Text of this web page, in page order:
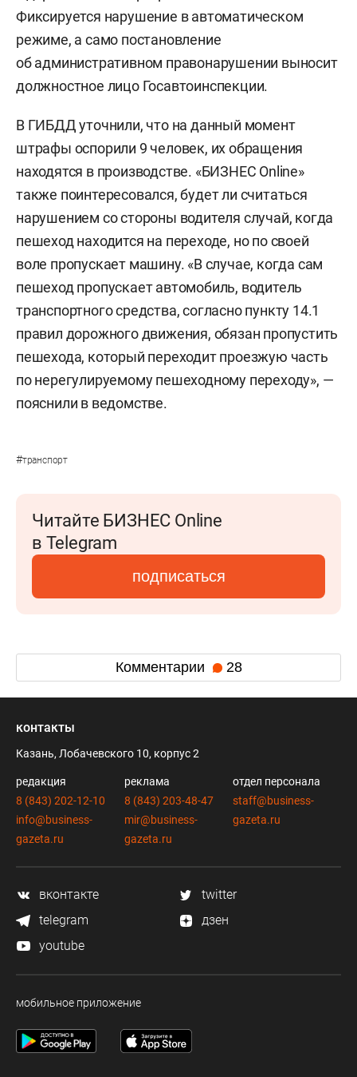
Фиксируется нарушение в автоматическом
режиме, а само постановление
об административном правонарушении выносит
должностное лицо Госавтоинспекции.
В ГИБДД уточнили, что на данный момент
штрафы оспорили 9 человек, их обращения
находятся в производстве. «БИЗНЕС Online»
также поинтересовался, будет ли считаться
нарушением со стороны водителя случай, когда
пешеход находится на переходе, но по своей
воле пропускает машину. «В случае, когда сам
пешеход пропускает автомобиль, водитель
транспортного средства, согласно пункту 14.1
правил дорожного движения, обязан пропустить
пешехода, который переходит проезжую часть
по нерегулируемому пешеходному переходу», —
пояснили в ведомстве.
#транспорт
Читайте БИЗНЕС Online
в Telegram
подписаться
Комментарии 28
контакты
Казань, Лобачевского 10, корпус 2
редакция
8 (843) 202-12-10
info@business-
gazeta.ru
реклама
8 (843) 203-48-47
mir@business-
gazeta.ru
отдел персонала
staff@business-
gazeta.ru
вконтакте
twitter
telegram
дзен
youtube
мобильное приложение